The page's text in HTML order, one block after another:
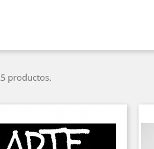
productos.